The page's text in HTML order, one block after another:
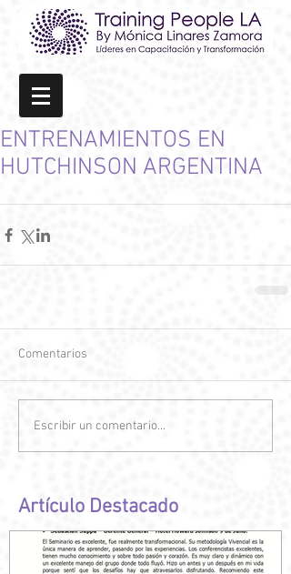
ENTRENAMIENTOS EN
HUTCHINSON ARGENTINA
Comentarios
Escribir un comentario...
Artículo Destacado